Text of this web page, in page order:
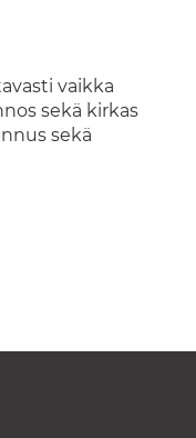
vaikka
sekä kirkas
sekä